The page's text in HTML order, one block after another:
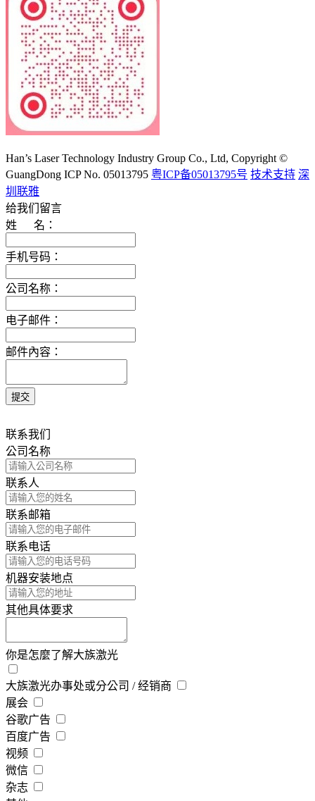
Han’s Laser Technology Industry Group Co., Ltd, Copyright ©
GuangDong ICP No. 05013795 粤ICP备05013795号 技术支持 深
圳联雅
给我们留言
姓 名：
手机号码：
公司名称：
电子邮件：
邮件內容：
联系我们
公司名称
联系人
联系邮箱
联系电话
机器安装地点
其他具体要求
你是怎麼了解大族激光
大族激光办事处或分公司 / 经销商
展会
谷歌广告
百度广告
视频
微信
杂志